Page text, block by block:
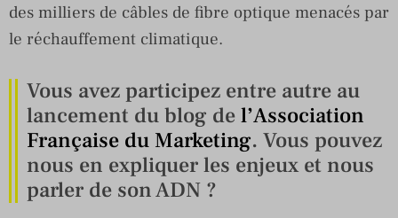
des milliers de câbles de fibre optique menacés par
le réchauffement climatique.
Vous avez participez entre autre au
lancement du blog del’Association
Française du Marketing. Vous pouvez
nous en expliquer les enjeux et nous
parler de son ADN ?